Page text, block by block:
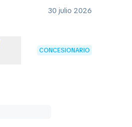
30 julio 2026
CONCESIONARIO